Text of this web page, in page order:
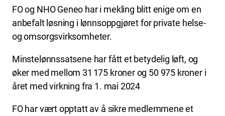
FO og NHO Geneo har i mekling blitt enige om en
anbefalt løsning i lønnsoppgjøret for private helse-
og omsorgsvirksomheter.
Minstelønnssatsene har fått et betydelig løft, og
øker med mellom 31 175 kroner og 50 975 kroner i
året med virkning fra 1. mai 2024
FO har vært opptatt av å sikre medlemmene et